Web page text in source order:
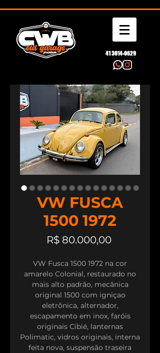
41 3014-0629
VW FUSCA
1500 1972
R$ 80.000,00Preço
VW Fusca 1500 1972 na cor
amarelo Colonial, restaurado no
mais alto padrão, mecânica
original 1500 com igniçao
eletrônica, alternador,
escapamento em inox, faróis
originais Cibié, lanternas
Polimatic, vidros originais, interna
feita nova, suspensão traseira